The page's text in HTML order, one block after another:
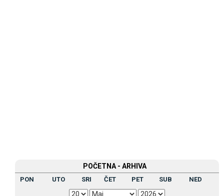
POČETNA - ARHIVA
PON UTO SRI ČET PET SUB NED